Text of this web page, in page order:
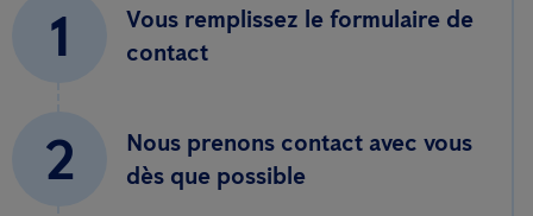
1
Vous remplissez le formulaire de
contact
2
Nous prenons contact avec vous
dès que possible